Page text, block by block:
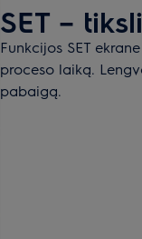
SET –
Funkcijos SET
proceso laiką.
pabaigą.